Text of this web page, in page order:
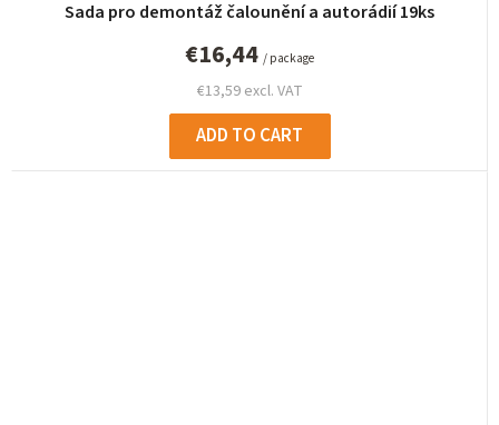
Sada pro demontáž čalounění a autorádií 19ks
€13,59 excl. VAT
€16,44 / package
ADD TO CART